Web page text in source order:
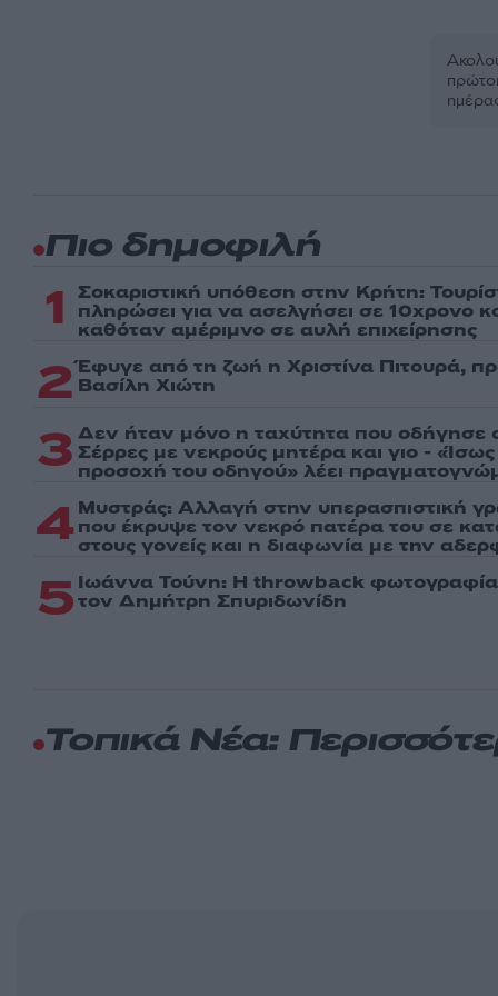
Πιο δημοφιλή
1 Σοκαριστική υπόθεση στην Κρήτη:
πληρώσει για να ασελγήσει σε 10χρονο
καθόταν αμέριμνο σε αυλή επιχείρησης
2 Έφυγε από τη ζωή η Χριστίνα Πιτουρά,
Βασίλη Χιώτη
3 Δεν ήταν μόνο η ταχύτητα που οδήγησε
Σέρρες με νεκρούς μητέρα και γιο -
προσοχή του οδηγού» λέει
4 Μυστράς: Αλλαγή στην υπερασπιστική
που έκρυψε τον νεκρό πατέρα του σε
στους γονείς και η διαφωνία με την
5 Ιωάννα Τούνη: Η throwback φωτογραφία
τον Δημήτρη Σπυριδωνίδη
Τοπικά Νέα: